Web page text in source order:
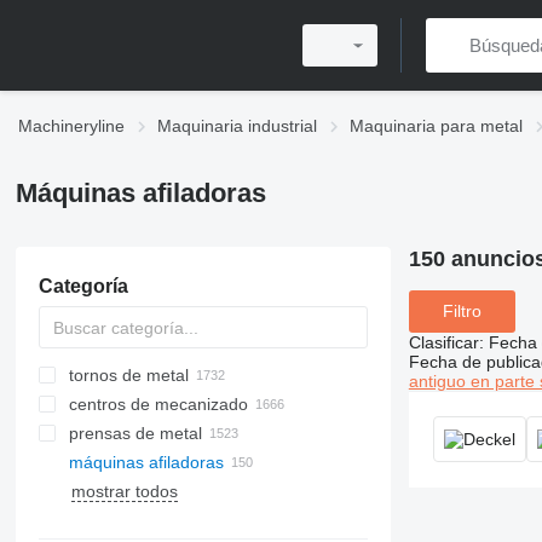
Machineryline Maquinaria industrial Maquinaria para metal
Máquinas afiladoras
Categoría
tornos de metal
centros de mecanizado
prensas de metal
prensas plegadoras
prensas hidráulicas
rectificadoras de superficies
rectificadoras universales
máquinas de corte por láser
máquinas de corte por plasma
máquinas afiladoras
mostrar todos
150
Filtro
Clasificar: Fecha
Fecha de
antiguo en parte